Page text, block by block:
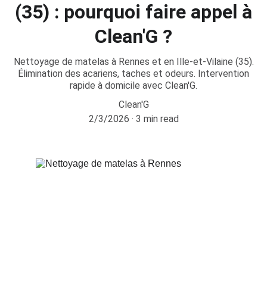
(35) : pourquoi faire appel à
Clean'G ?
Nettoyage de matelas à Rennes et en Ille-et-Vilaine (35).
Élimination des acariens, taches et odeurs. Intervention
rapide à domicile avec Clean'G.
Clean'G
2/3/2026
3 min read